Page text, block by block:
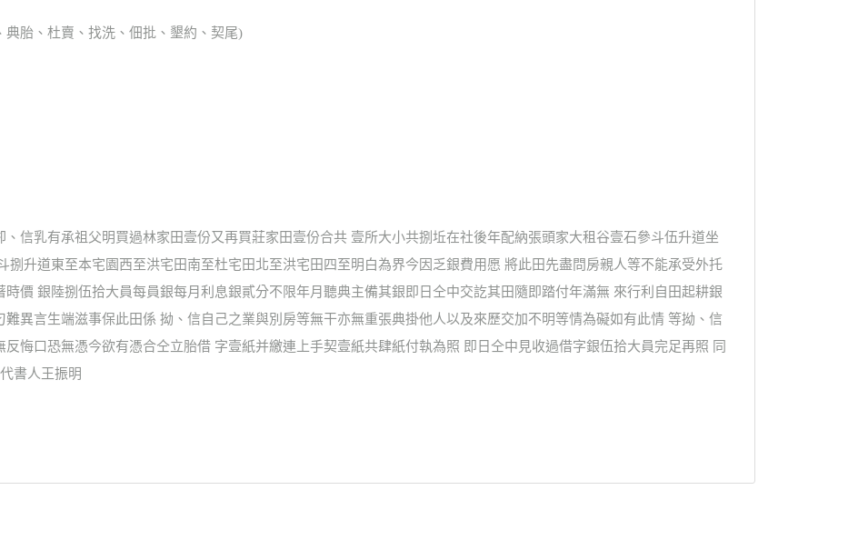
胎、杜賣、找洗、佃批、墾約、契尾)
信乳有承祖父明買過林家田壹份又再買莊家田壹份合共 壹所大小共捌坵在社後年配納張頭家大租谷壹石參斗伍升道坐
捌升道東至本宅園西至洪宅田南至杜宅田北至洪宅田四至明白為界今因乏銀費用愿 將此田先盡問房親人等不能承受外托
價 銀陸捌伍拾大員每員銀每月利息銀貳分不限年月聽典主備其銀即日仝中交訖其田隨即踏付年滿無 來行利自田起耕銀
異言生端滋事保此田係 拗、信自己之業與別房等無干亦無重張典掛他人以及來歷交加不明等情為礙如有此情 等拗、信
悔口恐無憑今欲有憑合仝立胎借 字壹紙并繳連上手契壹紙共肆紙付執為照 即日仝中見收過借字銀伍拾大員完足再照 同
書人王振明